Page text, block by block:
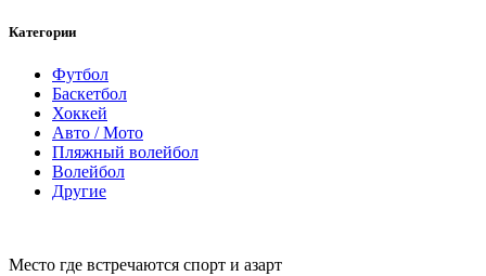
Категории
Футбол
Баскетбол
Хоккей
Авто / Мото
Пляжный волейбол
Волейбол
Другие
Место где встречаются спорт и азарт